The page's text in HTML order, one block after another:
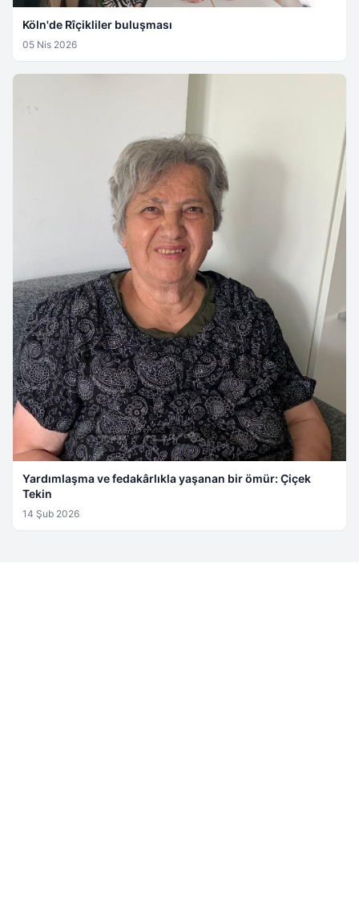
Köln'de Rîçikliler buluşması
05 Nis 2026
Yardımlaşma ve fedakârlıkla yaşanan bir ömür: Çiçek
Tekin
14 Şub 2026